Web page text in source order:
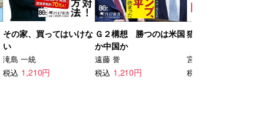
その家、買ってはいけな
い
滝島 一統
税込 1,210円
Ｇ２構想 勝つのは米国
か中国か
遠藤 誉
税込 1,210円
猫が世界を救う
宮沢 孝幸
税込